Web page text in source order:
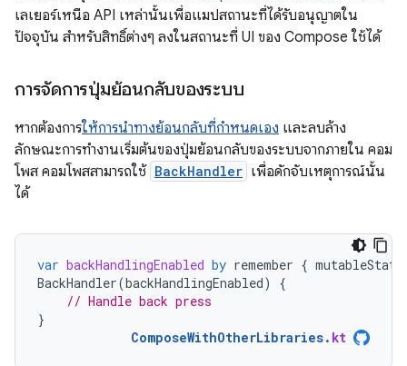
เลเยอร์เหนือ API เหล่านั้นเพื่อแมปสถานะที่ได้รับอนุญาตใน
ปัจจุบัน สำหรับสิทธิ์ต่างๆ ลงในสถานะที่ UI ของ Compose ใช้ได้
การจัดการปุ่มย้อนกลับของระบบ
หากต้องการให้การนำทางย้อนกลับที่กำหนดเอง และลบล้าง
ลักษณะการทำงานเริ่มต้นของปุ่มย้อนกลับของระบบจากภายใน คอม
โพส คอมโพสสามารถใช้ BackHandler เพื่อดักจับเหตุการณ์นั้น
ได้
var backHandlingEnabled by remember {
BackHandler(backHandlingEnabled)
{
// Handle back press
}
ComposeWithOtherLibraries. kt